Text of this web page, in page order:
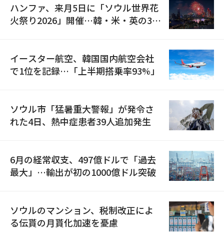
ハンファ、来月5日に「ソウル世界花
火祭り2026」開催…韓・米・英の3カ
イースター航空、韓国国内航空会社
で1位を記録…「上半期搭乗率93%」
ソウル市「猛暑重大警報」が発令さ
れた4日、熱中症患者39人追加発生
6月の経常収支、497億ドルで「過去
最大」…輸出が初の1000億ドル突破
ソウルのマンション、税制改正によ
る伝貰の月貰化加速を憂慮